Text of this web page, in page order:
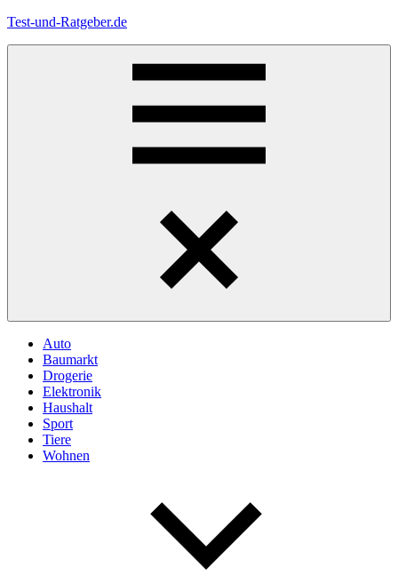
Zum
Test-und-Ratgeber.de
Auto
Baumarkt
Drogerie
Elektronik
Haushalt
Sport
Tiere
Wohnen